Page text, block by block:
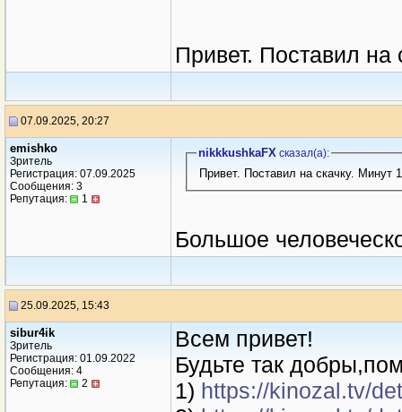
Привет. Поставил на
07.09.2025, 20:27
emishko
Зритель
Регистрация: 07.09.2025
Сообщения: 3
Репутация:
1
nikkkushkaFXсказал(a):
Привет. Поставил на скачку. Минут
Большое
25.09.2025, 15:43
sibur4ik
Зритель
Регистрация: 01.09.2022
Сообщения: 4
Репутация:
2
Всем привет!
Будьте так
1) https://kinozal.tv/